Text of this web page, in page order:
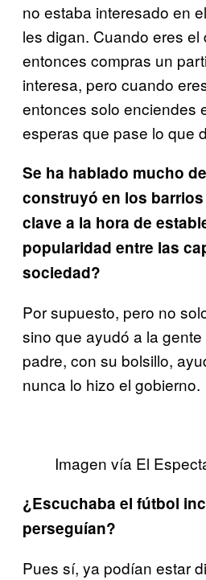
no estaba interesado en
les digan. Cuando eres
entonces compras un
interesa, pero cuando
entonces solo enciendes
esperas que pase lo que
Se ha hablado mucho
construyó en los
clave a la hora de
popularidad entre las
sociedad?
Por supuesto, pero no
sino que ayudó a la
padre, con su bolsillo,
nunca lo hizo el gobierno.
Imagen vía El
¿Escuchaba el fútbol
perseguían?
Pues sí, ya podían estar